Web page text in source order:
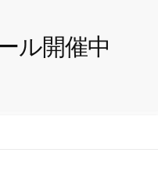
ル開催中